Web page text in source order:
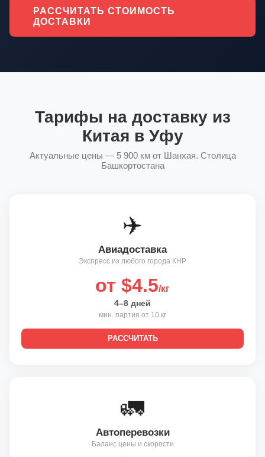
РАССЧИТАТЬ СТОИМОСТЬ
ДОСТАВКИ
Тарифы на доставку из
Китая в Уфу
Актуальные цены — 5 900 км от Шанхая. Столица
Башкортостана
✈️
Авиадоставка
Экспресс из любого города КНР
от $4.5/кг
4–8 дней
мин. партия от 10 кг
РАССЧИТАТЬ
🚛
Автоперевозки
Баланс цены и скорости